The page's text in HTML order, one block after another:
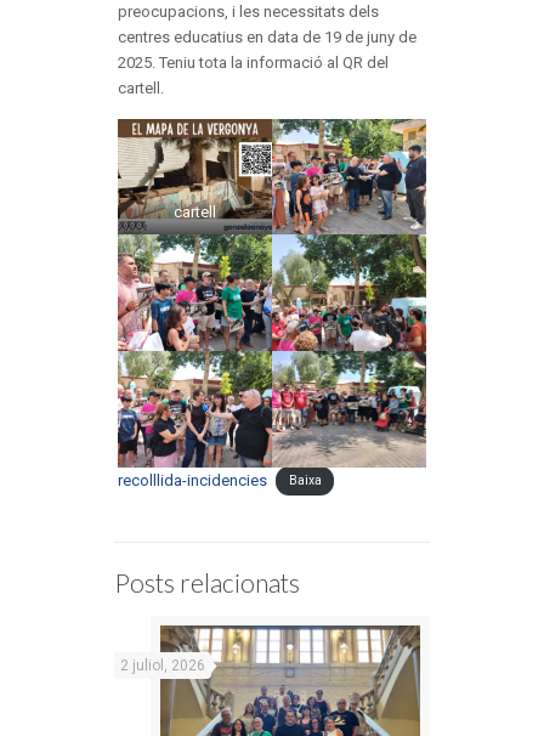
preocupacions, i les necessitats dels
centres educatius en data de 19 de juny de
2025. Teniu tota la informació al QR del
cartell.
cartell
recolllida-incidencies Baixa
Posts relacionats
2 juliol, 2026